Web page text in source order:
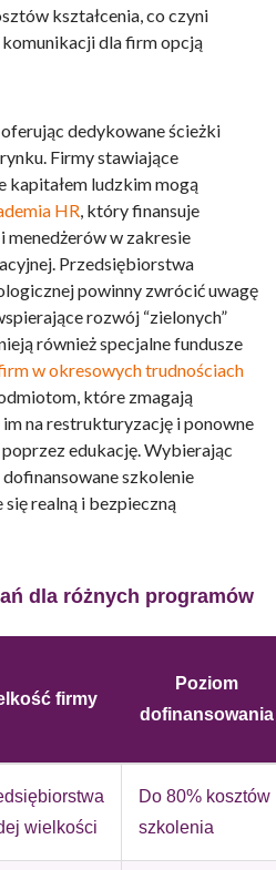
kształcenia, co czyni
dla firmopcją
dedykowane ścieżki
Firmy stawiające
kapitałem ludzkim mogą
HR, który finansuje
menedżerów w zakresie
Przedsiębiorstwa
powinny zwrócić uwagę
rozwój “zielonych”
również specjalne fundusze
w okresowych trudnościach
które zmagają
na restrukturyzację i ponowne
edukację. Wybierając
dofinansowane szkolenie
się realną i bezpieczną
dla różnych programów
firmy
Poziom
dofinansowania
wielkości
Do 80% kosztów
szkolenia